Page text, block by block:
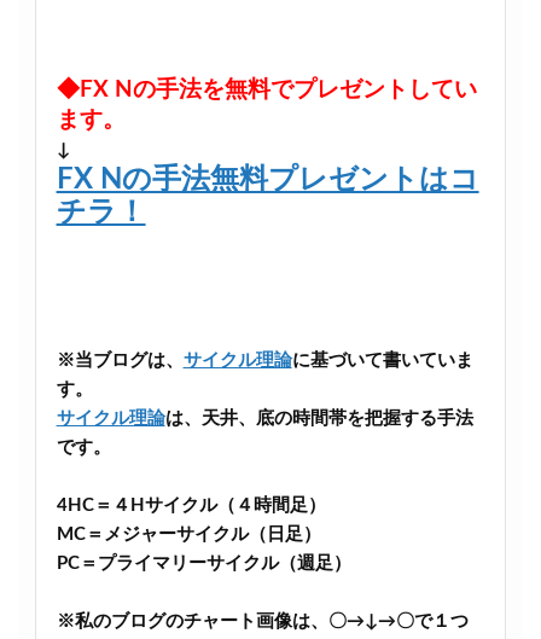
◆FX Nの手法を無料でプレゼントしてい
ます。
↓
FX Nの手法無料プレゼントはコ
チラ！
※当ブログは、 サイクル理論に基づいて書いていま
す。
サイクル理論は、天井、底の時間帯を把握する手法
です。
4HC＝４Hサイクル（４時間足）
MC＝メジャーサイクル（日足）
PC＝プライマリーサイクル（週足）
※私のブログのチャート画像は、〇→↓→〇で１つ